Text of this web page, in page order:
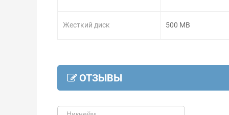
Жесткий диск 500 MB
ОТЗЫВЫ